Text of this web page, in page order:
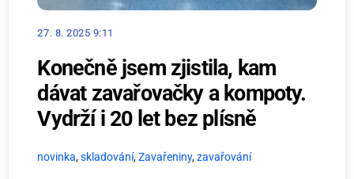
27. 8. 2025 9:11
Konečně jsem zjistila, kam
dávat zavařovačky a kompoty.
Vydrží i 20 let bez plísně
novinka,skladování,Zavařeniny,zavařování